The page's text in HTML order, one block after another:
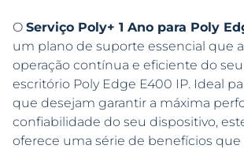
O Serviço Poly+ 1 Ano para Poly
um plano de suporte essencial que
operação contínua e eficiente do
escritório Poly Edge E400 IP. Ideal
que desejam garantir a máxima
confiabilidade do seu dispositivo,
oferece uma série de benefícios